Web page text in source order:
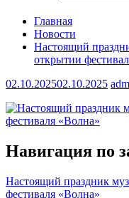
Главная
Новости
Настоящий
открытии
02.10.202502.10.2025
Навигация по
Настоящий праздник
фестиваля «Волна»